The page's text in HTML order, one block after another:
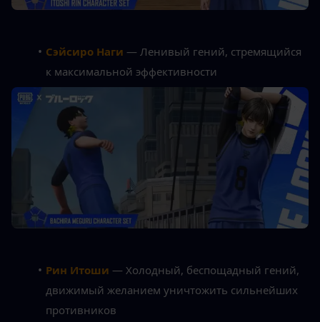
Сэйсиро Наги — Ленивый гений, стремящийся
к максимальной эффективности
Рин Итоши — Холодный, беспощадный гений,
движимый желанием уничтожить сильнейших
противников